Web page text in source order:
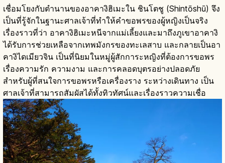
เชื่อมโยงกับตำนานของอาคางิฮิเมะใน ชินโตชู (Shintōshū) จึง
เป็นที่รู้จักในฐานะศาลเจ้าที่ทำให้คำขอพรของผู้หญิงเป็นจริง
เรื่องราวที่ว่า อาคางิฮิเมะหนีจากแม่เลี้ยงและมาถึงภูเขาอาคางิ
ได้รับการช่วยเหลือจากเทพมังกรของทะเลสาบ และกลายเป็นอา
คางิไดเมียวจิน เป็นที่นิยมในหมู่ผู้สักการะหญิงที่ต้องการขอพร
เรื่องความรัก ความงาม และการคลอดบุตรอย่างปลอดภัย
สำหรับผู้ที่สนใจการขอพรหรือเครื่องราง ระหว่างเดินทาง เป็น
ศาลเจ้าที่สามารถสัมผัสได้ทั้งทิวทัศน์และเรื่องราวความเชื่อ